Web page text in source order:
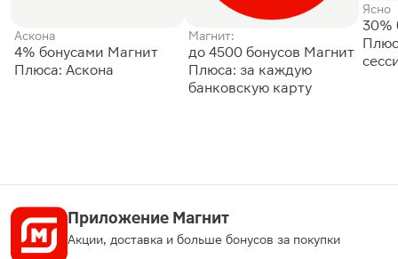
Аскона
4% бонусами Магнит
Плюса: Аскона
Магнит:
до 4500 бонусов Магнит
Плюса: за каждую
банковскую карту
Ясно
30%
Приложение Магнит
Акции, доставка и больше бонусов за покупки